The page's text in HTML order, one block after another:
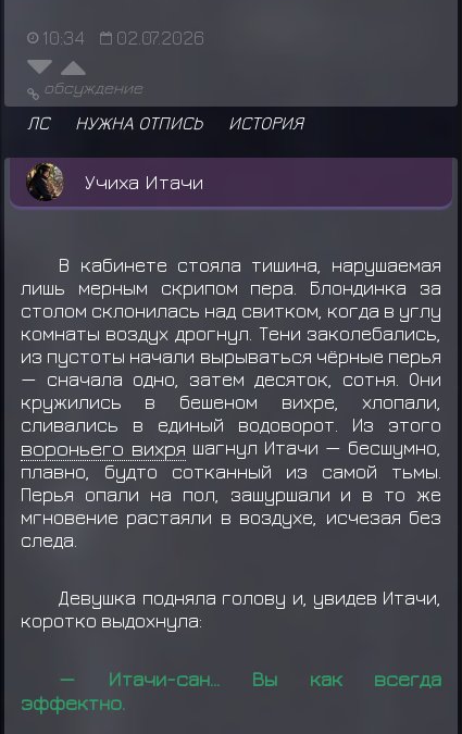
10:34 02.07.2026
обсуждение
ЛС НУЖНА ОТПИСЬ ИСТОРИЯ
Учиха Итачи
В кабинете стояла тишина, нарушаемая
лишь мерным скрипом пера. Блондинка за
столом склонилась над свитком, когда в углу
комнаты воздух дрогнул. Тени заколебались,
из пустоты начали вырываться чёрные перья
— сначала одно, затем десяток, сотня. Они
кружились в бешеном вихре, хлопали,
сливались в единый водоворот. Из этого
вороньего вихря шагнул Итачи — бесшумно,
плавно, будто сотканный из самой тьмы.
Перья опали на пол, зашуршали и в то же
мгновение растаяли в воздухе, исчезая без
следа.
Девушка подняла голову и, увидев Итачи,
коротко выдохнула:
— Итачи-сан… Вы как всегда
эффектно.